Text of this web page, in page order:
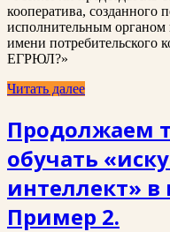
кооператива, созданного
исполнительным органом
имени потребительского
ЕГРЮЛ?»
Читать далее
Продолжаем
обучать
интеллект» в
Пример 2.